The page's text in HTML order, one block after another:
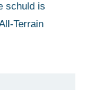
schuld is
Terrain